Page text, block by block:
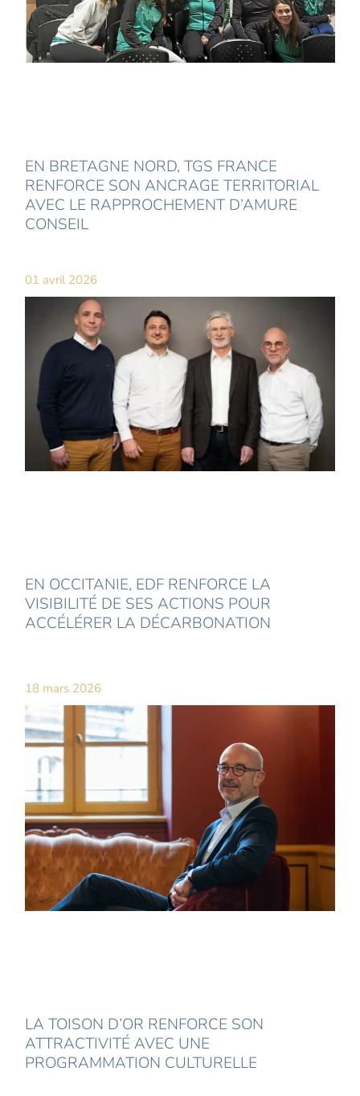
EN BRETAGNE NORD, TGS FRANCE
RENFORCE SON ANCRAGE TERRITORIAL
AVEC LE RAPPROCHEMENT D’AMURE
CONSEIL
01 avril 2026
EN OCCITANIE, EDF RENFORCE LA
VISIBILITÉ DE SES ACTIONS POUR
ACCÉLÉRER LA DÉCARBONATION
18 mars 2026
LA TOISON D’OR RENFORCE SON
ATTRACTIVITÉ AVEC UNE
PROGRAMMATION CULTURELLE